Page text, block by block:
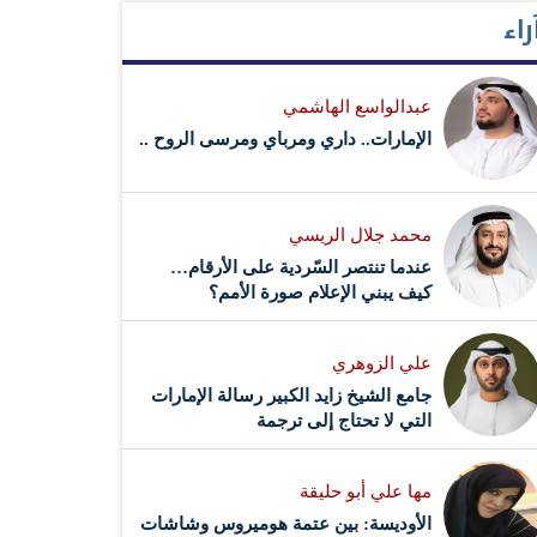
عبدالواسع الهاشمي
الإمارات.. داري ومرباي ومرسى الروح ..
محمد جلال الريسي
عندما تنتصر السّردية على الأرقام…
كيف يبني الإعلام صورة الأمم؟
علي الزوهري
جامع الشيخ زايد الكبير رسالة الإمارات
التي لا تحتاج إلى ترجمة
مها علي أبو حليقة
الأوديسة: بين عتمة هوميروس وشاشات